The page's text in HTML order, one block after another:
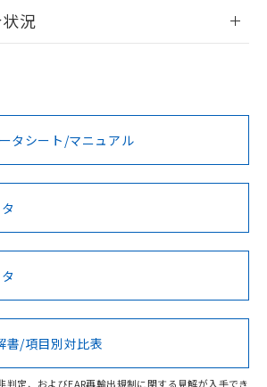
以上
ログイン/会員登録
ご利用いただく前に、以下を必ずお読
件
項・凡例
項・凡例
Hg Cd Cr(VI)
O
況
DNV型式承認
（ノルウェー
BV型式承認
（フランス
KR型式
（韓国
No No No
この製品の規格認証/適合状況ページへ
はこちらのページからご検索ください
タシート/マニュアル
書/項目別対比表
判定、およびEAR再輸出規制に関する見解が入手でき